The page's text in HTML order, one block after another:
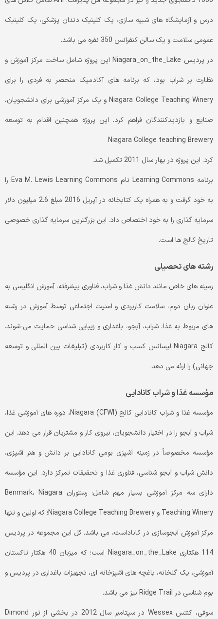
درس و آزمایشگاه های شبیه سازی، یک کلینیک دندان پزشکی، یک کلینیک
عمومی سلامت و یک سالن کنفرانس 350 نفره می باشد.
در پردیس Niagara_on_the_Lake این پروژه شامل ساخت مرکز آموزش و
نظارت بر شراب بود، که برنامه های آکادمیک منحصر به فردی را برای
Niagara College Teaching Winery و یک مرکز آموزشی برای دانشجویان،
صنایع و بازدیدکنندگان فراهم کرد. این پروژه همچنین اقدام به توسعه
Niagara College teaching Brewery
کرد. این پروژه در بهار سال 2011 تکمیل شد.
برنامه Learning Commons نام Eva M. Lewis Learning Commons را
به خود گرفت و به همراه یک کتابخانه در آپریل 2016 مبلغ 2.6 میلیون دلار
سرمایه گذاری را به خود اختصاص داد. این بزرگترین سرمایه گذاری خصوصی
تاریخ کالج ها است.
رشته های تحصیلی
زمینه های خاص مانند دانش غذا و شراب، فناوری پیشرفته، آموزش انگلیسی به
عنوان زبان دوم، سلامت کاربردی و امنیت اجتماعی توسط آموزش در رشته
های مربوط به غذا، شراب، آبجو، باغداری و زیبایی شناسی حمایت می-شوند.
کالج Niagara لیسانس کسب و کار کاربردی (تبلیغات بین المللی و توسعه
جهانی) را ارئه می دهد.
مؤسسه غذا و شراب کانادایی
مؤسسه غذا و شراب کانادایی کالج (Niagara (CFWI، دوره های آموزشی غذا،
شراب و آبجو را در اختیار دانشجویان، نیروی کار و مشتریان قرار می دهد. این
مؤسسه مخصوصاً در زمینه آشپزی بومی کانادایی بر دانش و هنر آشپزی،
دانش شراب و آبجو شناسی، فناوری غذا و تحقیقات تمرکز دارد. این مؤسسه
دارای سه مرکز آموزشی بسیار مهم شامل: رستوران Benmark، Niagara
Teaching Winery و Niagara College Teaching Brewery؛ که اولین و تنها
مرکز آموزش آبجوسازی در کاناداست، می باشد. کل این مجموعه در پردیس
114 هکتاری Niagara_on_the_Lake است؛ که میزبان 40 هکتار تاکستان
آموزشی، یک گلخانه، باغچه های آشپزخانه ای، تجهیزات باغداری در پردیس و
بوم شناسی در Ridge Trail نیز می باشد.
سوفی، کنتس Wessex در سپتامبر سال 2012 در بخشی از تور Dimond